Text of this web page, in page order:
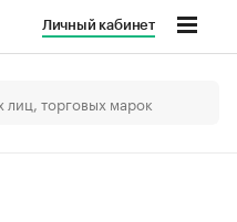
Личный кабинет